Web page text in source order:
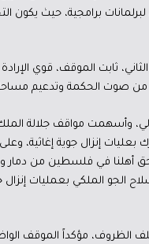
برامجية، حيث يكون
ثابت الموقف، قوي
من صوت الحكمة وتدعيم
وأسهمت مواقف جلالة
إنزال جوية إغاثية، وعلى
أهلنا في فلسطين من دمار
الجو الملكي بعمليات
الظروف، مؤكداً الموقف